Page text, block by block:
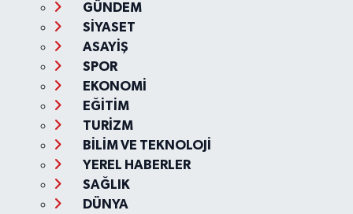
GÜNDEM
SİYASET
ASAYİŞ
SPOR
EKONOMİ
EĞİTİM
TURİZM
BİLİM VE TEKNOLOJİ
YEREL HABERLER
SAĞLIK
DÜNYA